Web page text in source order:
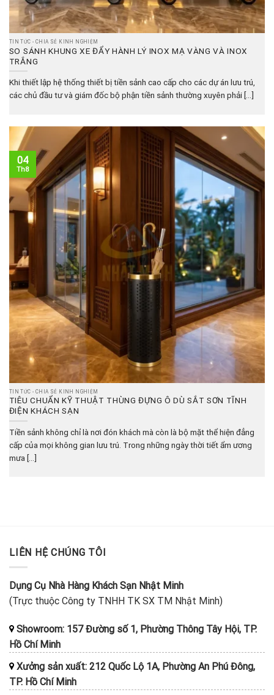
TIN TỨC - CHIA SẺ KINH NGHIỆM
SO SÁNH KHUNG XE ĐẨY HÀNH LÝ INOX MẠ VÀNG VÀ INOX
TRẮNG
Khi thiết lập hệ thống thiết bị tiền sảnh cao cấp cho các dự án lưu trú,
các chủ đầu tư và giám đốc bộ phận tiền sảnh thường xuyên phải [...]
TIN TỨC - CHIA SẺ KINH NGHIỆM
TIÊU CHUẨN KỸ THUẬT THÙNG ĐỰNG Ô DÙ SẮT SƠN TĨNH
ĐIỆN KHÁCH SẠN
Tiền sảnh không chỉ là nơi đón khách mà còn là bộ mặt thể hiện đẳng
cấp của mọi không gian lưu trú. Trong những ngày thời tiết ẩm ương
mưa [...]
04
Th8
LIÊN HỆ CHÚNG TÔI
Dụng Cụ Nhà Hàng Khách Sạn Nhật Minh
(Trực thuộc Công ty TNHH TK SX TM Nhật Minh)
Showroom: 157 Đường số 1, Phường Thông Tây Hội, TP.
Hồ Chí Minh
Xưởng sản xuất: 212 Quốc Lộ 1A, Phường An Phú Đông,
TP. Hồ Chí Minh